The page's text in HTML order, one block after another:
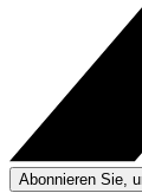
Abonnieren Sie,